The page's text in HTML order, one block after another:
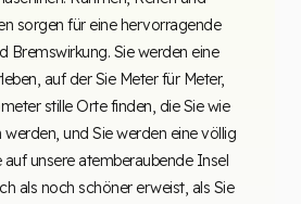
sorgen für eine hervorragende
Bremswirkung. Sie werden eine
auf der Sie Meter für Meter,
stille Orte finden, die Sie wie
werden, und Sie werden eine völlig
auf unsere atemberaubende Insel
als noch schöner erweist, als Sie